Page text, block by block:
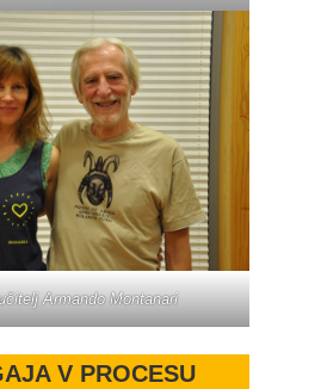
Armando Montanari
V PROCESU